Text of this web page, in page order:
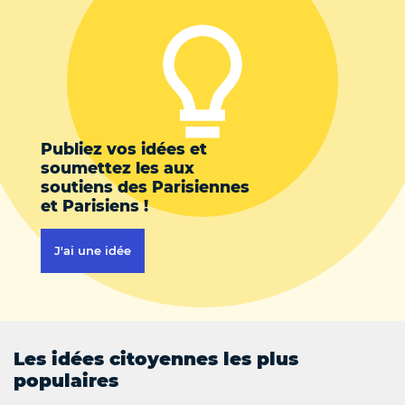
Publiez vos idées et
soumettez les aux
soutiens des Parisiennes
et Parisiens !
J'ai une idée
Les idées citoyennes les plus
populaires